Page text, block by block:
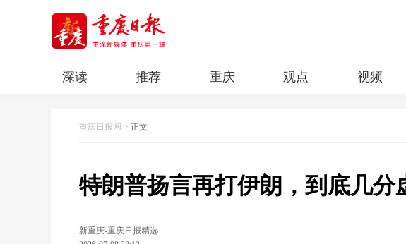
深读 推荐 重庆 观点 视频
重庆日报网 > 正文
特朗普扬言再打伊朗，到底几分
新重庆-重庆日报精选